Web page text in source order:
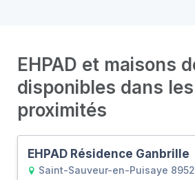
EHPAD et maisons
disponibles dans
proximités
EHPAD Résidence Ganbrille
Saint-Sauveur-en-Puisaye